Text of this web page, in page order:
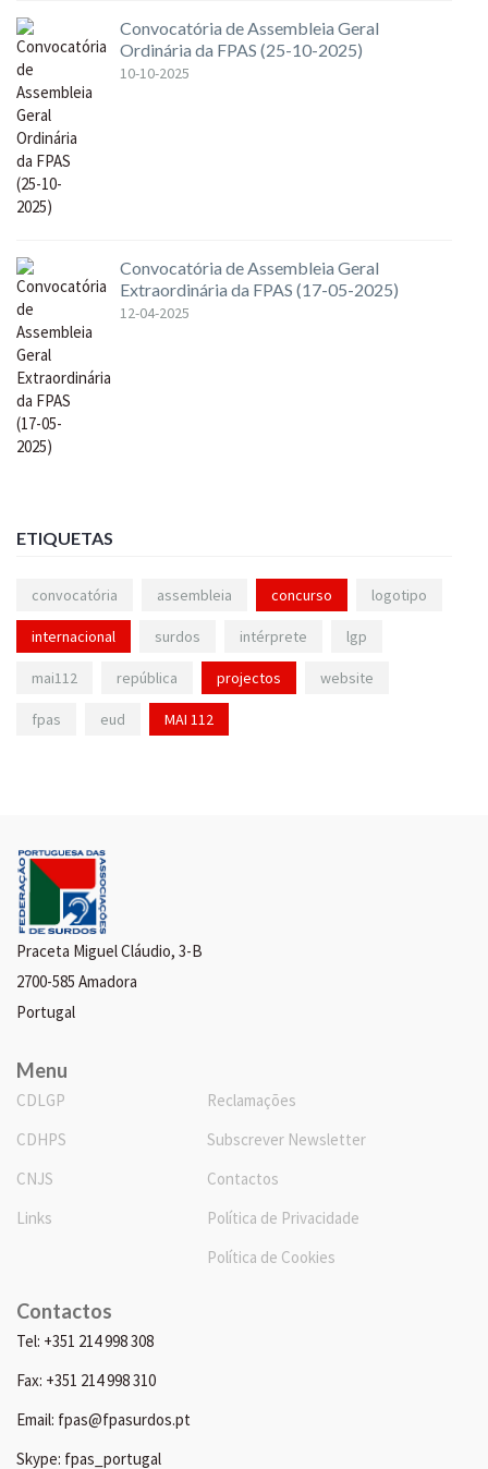
Convocatória de Assembleia Geral
Ordinária da FPAS (25-10-2025)
10-10-2025
Convocatória de Assembleia Geral
Extraordinária da FPAS (17-05-2025)
12-04-2025
ETIQUETAS
convocatória assembleia concurso logotipo
internacional surdos intérprete lgp
mai112 república projectos website
fpas eud MAI 112
Praceta Miguel Cláudio, 3-B
2700-585 Amadora
Portugal
Menu
CDLGP
CDHPS
CNJS
Links
Reclamações
Subscrever Newsletter
Contactos
Política de Privacidade
Política de Cookies
Contactos
Tel: +351 214 998 308
Fax: +351 214 998 310
Email: fpas@fpasurdos.pt
Skype: fpas_portugal